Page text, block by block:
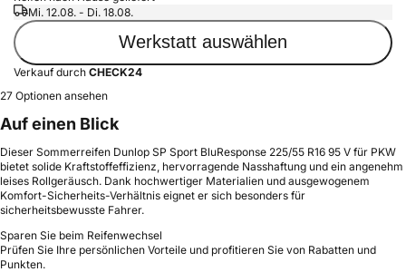
Mi. 12.08. - Di. 18.08.
Werkstatt auswählen
Verkauf durch CHECK24
27 Optionen ansehen
Auf einen Blick
Dieser Sommerreifen Dunlop SP Sport BluResponse 225/55 R16 95 V für PKW
bietet solide Kraftstoffeffizienz, hervorragende Nasshaftung und ein angenehm
leises Rollgeräusch. Dank hochwertiger Materialien und ausgewogenem
Komfort-Sicherheits-Verhältnis eignet er sich besonders für
sicherheitsbewusste Fahrer.
Sparen Sie beim Reifenwechsel
Prüfen Sie Ihre persönlichen Vorteile und profitieren Sie von Rabatten und
Punkten.